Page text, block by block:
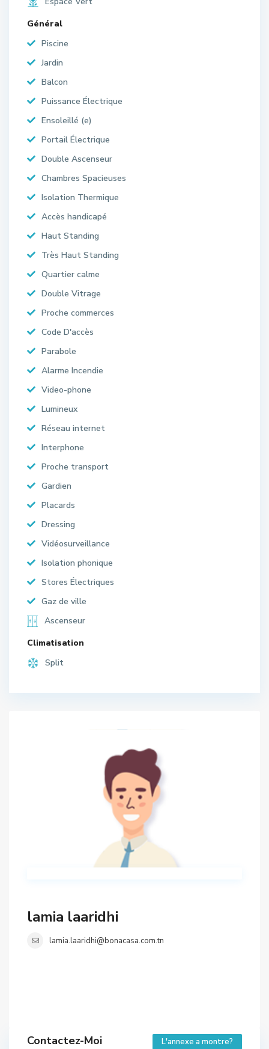
Général
Piscine
Jardin
Balcon
Puissance Électrique
Ensoleillé (e)
Portail Électrique
Double Ascenseur
Chambres Spacieuses
Isolation Thermique
Accès handicapé
Haut Standing
Très Haut Standing
Quartier calme
Double Vitrage
Proche commerces
Code D'accès
Parabole
Alarme Incendie
Video-phone
Lumineux
Réseau internet
Interphone
Proche transport
Gardien
Placards
Dressing
Vidéosurveillance
Isolation phonique
Stores Électriques
Gaz de ville
Ascenseur
Climatisation
Split
lamia laaridhi
lamia.laaridhi@bonacasa.com.tn
Contactez-Moi L'annexe a montre?